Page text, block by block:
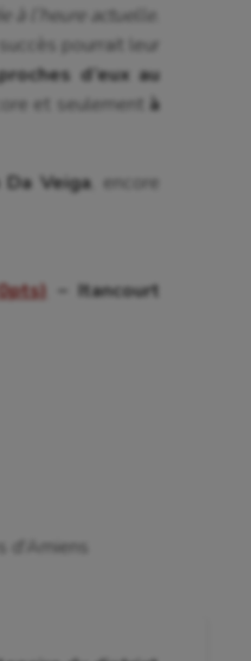
à l’heure actuelle.
succès pourrait leur
d’eux au
et seulement à
Da Veiga , encore
– Itancourt
d'Amiens